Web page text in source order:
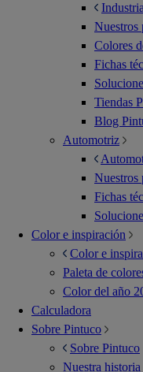
Nuestros
Colores
Fichas
Tiendas
Blog
Automotriz
Nuestros
Fichas
Color e inspiración
Color e
Paleta de
Color del año
Calculadora
Sobre Pintuco
Sobre Pintuco
Nuestra historia